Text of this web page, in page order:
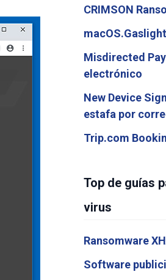
CRIMSON
Misdirected
electrónico
New Device
estafa por
Trip.com
Top de guías
virus
Ransomware
Software